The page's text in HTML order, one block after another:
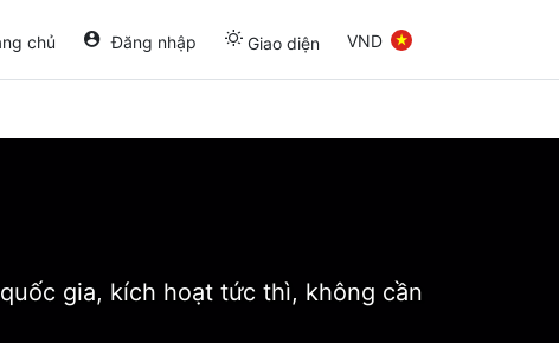
chủ Đăng nhập Giao diện VND
gia, kích hoạt tức thì, không cần